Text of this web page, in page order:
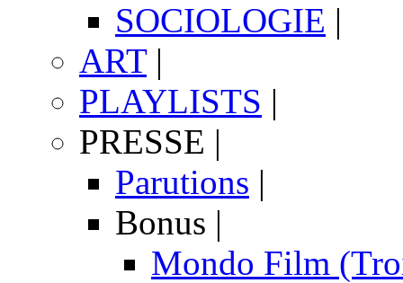
SOCIOLOGIE |
ART|
PLAYLISTS |
PRESSE |
Parutions |
Bonus |
Mondo Film